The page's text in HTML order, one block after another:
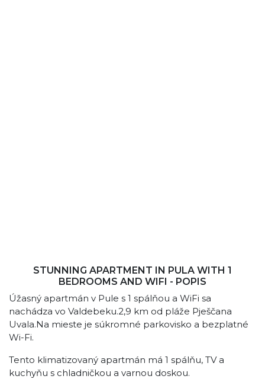
STUNNING APARTMENT IN PULA WITH 1
BEDROOMS AND WIFI - POPIS
Úžasný apartmán v Pule s 1 spálňou a WiFi sa
nachádza vo Valdebeku.2,9 km od pláže Pješčana
Uvala.Na mieste je súkromné ​​parkovisko a bezplatné
Wi-Fi.
Tento klimatizovaný apartmán má 1 spálňu, TV a
kuchyňu s chladničkou a varnou doskou.